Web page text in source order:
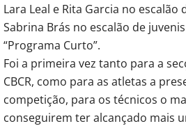
Lara Leal e Rita Garcia no escalão
Sabrina Brás no escalão de
“Programa Curto”.
Foi a primeira vez tanto para a
CBCR, como para as atletas a
competição, para os técnicos o
conseguirem ter alcançado mais